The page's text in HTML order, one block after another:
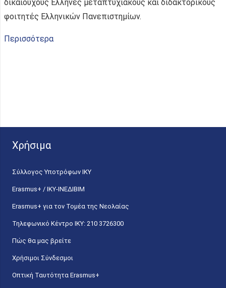
δικαιούχους Έλληνες μεταπτυχιακούς και διδακτορικούς
φοιτητές Ελληνικών Πανεπιστημίων.
Περισσότερα
Χρήσιμα
Σύλλογος Υποτρόφων ΙΚΥ
Erasmus+ / ΙΚΥ-ΙΝΕΔΙΒΙΜ
Erasmus+ για τον Τομέα της Νεολαίας
Τηλεφωνικό Κέντρο IKY: 210 3726300
Πώς θα μας βρείτε
Χρήσιμοι Σύνδεσμοι
Οπτική Ταυτότητα Erasmus+